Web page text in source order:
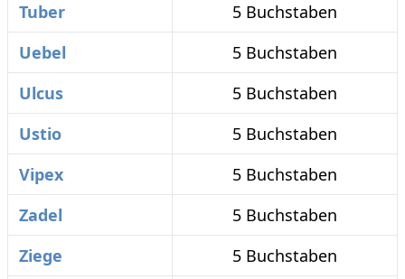
Tuber
5 Buchstaben
Uebel
5 Buchstaben
Ulcus
5 Buchstaben
Ustio
5 Buchstaben
Vipex
5 Buchstaben
Zadel
5 Buchstaben
Ziege
5 Buchstaben